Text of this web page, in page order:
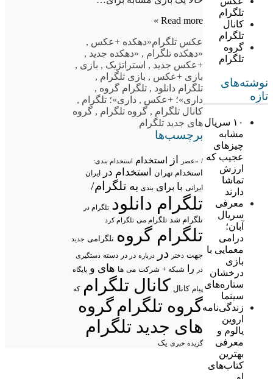
تلگرام
کانال
تلگرام
گروه
تلگرام
نوشته‌های
تازه
۱۰ سریال
مشابه
چیزهای
عجیب که
ارزش
تماشا
دارند
معرفی
سریال
آبان؛
درامی
معمایی با
بازی
درخشان
ستاره‌های
سینما
زندگی‌نامه
اروین
یالوم و
معرفی
بهترین
کتاب‌های
او
Read more »
عکس تلگرام«دهکده +عکس ,
«دهکده تلگرام , «دهکده جدید ,
+عکس جدید , استراتژیک , بازی ,
بازی +عکس , بازی تلگرام ,
تلگرام دانلود , تلگرام گروه ,
داری»؛ +عکس , داری»؛ تلگرام ,
کانال تلگرام , گروه تلگرام , گروه
های جدید تلگرام
برچسب‌ها
/ «عصر از استخدام استخدام بندی:
استخدام تهران استخدام در ایران
ایرانی با برای بندی به تلگرام/
تلگرام دانلود تلگرام در
تلگرام شد تلگرام می تلگرام کرد
تلگرام گروه تلگرامی جدید
جهت دختر در درباره در در دسته دستگیری
در
را شبکه + شرکت می ها های و پایگاه
پیام کانال کانال تلگرام که
گروه تلگرامگروه
های جدید تلگرام
گزیده خبری یک